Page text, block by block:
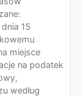
15
miejsce
na podatek
według